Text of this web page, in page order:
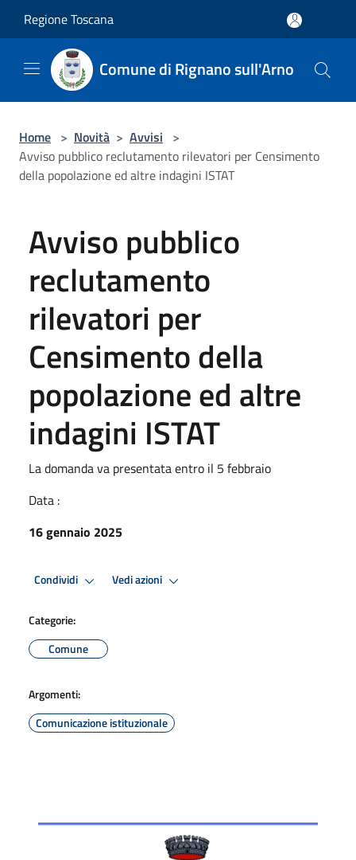
Regione Toscana
Comune di Rignano sull'Arno
Home > Novità > Avvisi >
Avviso pubblico reclutamento rilevatori per Censimento
della popolazione ed altre indagini ISTAT
Avviso pubblico
reclutamento
rilevatori per
Censimento della
popolazione ed altre
indagini ISTAT
La domanda va presentata entro il 5 febbraio
Data :
16 gennaio 2025
Condividi Vedi azioni
Categorie:
Comune
Argomenti:
Comunicazione istituzionale